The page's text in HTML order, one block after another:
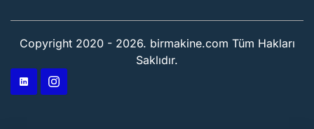
Copyright 2020 - 2026. birmakine.com Tüm Hakları
Saklıdır.